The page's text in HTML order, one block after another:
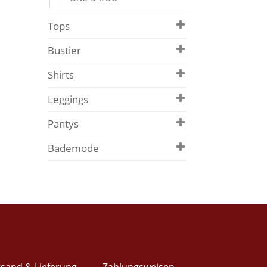
Tops
Bustier
Shirts
Leggings
Pantys
Bademode